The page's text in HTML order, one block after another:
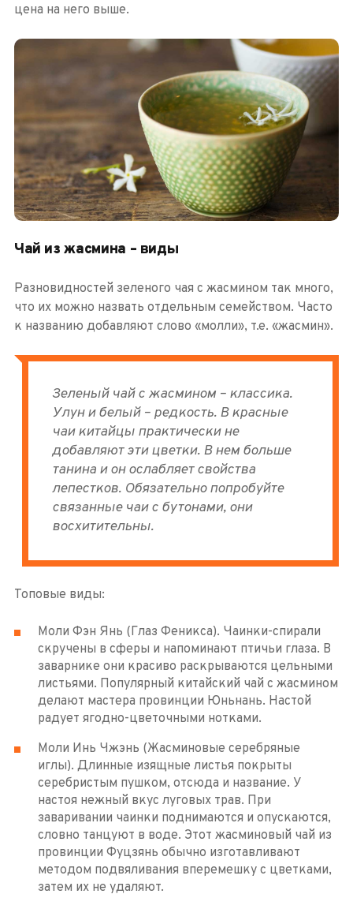
цена на него выше.
Чай из жасмина – виды
Разновидностей зеленого чая с жасмином так много,
что их можно назвать отдельным семейством. Часто
к названию добавляют слово «молли», т.е. «жасмин».
Зеленый чай с жасмином – классика.
Улун и белый – редкость. В красные
чаи китайцы практически не
добавляют эти цветки. В нем больше
танина и он ослабляет свойства
лепестков. Обязательно попробуйте
связанные чаи с бутонами, они
восхитительны.
Топовые виды:
Моли Фэн Янь (Глаз Феникса). Чаинки-спирали
скручены в сферы и напоминают птичьи глаза. В
заварнике они красиво раскрываются цельными
листьями. Популярный китайский чай с жасмином
делают мастера провинции Юньнань. Настой
радует ягодно-цветочными нотками.
Моли Инь Чжэнь (Жасминовые серебряные
иглы). Длинные изящные листья покрыты
серебристым пушком, отсюда и название. У
настоя нежный вкус луговых трав. При
заваривании чаинки поднимаются и опускаются,
словно танцуют в воде. Этот жасминовый чай из
провинции Фуцзянь обычно изготавливают
методом подвяливания вперемешку с цветками,
затем их не удаляют.